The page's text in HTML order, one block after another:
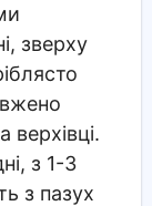
зверху
верхівці.
з 1-3
з пазух